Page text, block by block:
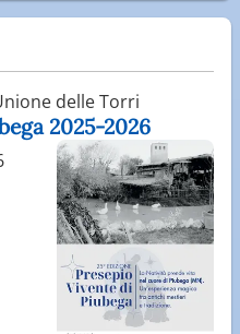
delle Torri
2025-2026